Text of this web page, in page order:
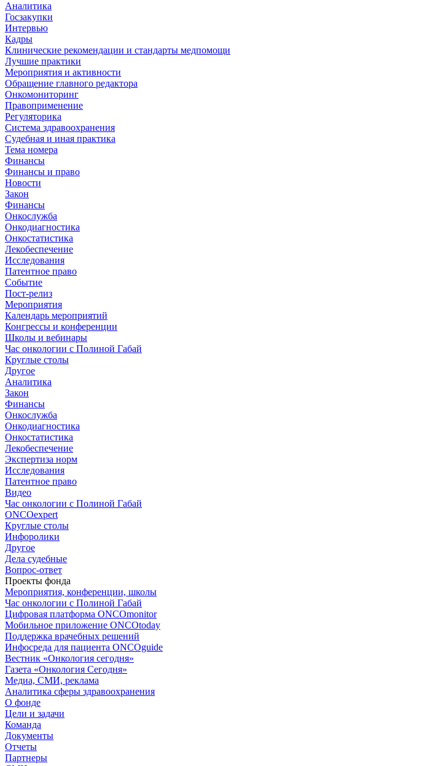
Аналитика
Госзакупки
Интервью
Кадры
Клинические рекомендации и стандарты медпомощи
Лучшие практики
Мероприятия и активности
Обращение главного редактора
Онкомониторинг
Правоприменение
Регуляторика
Система здравоохранения
Судебная и иная практика
Тема номера
Финансы
Финансы и право
Новости
Закон
Финансы
Онкослужба
Онкодиагностика
Онкостатистика
Лекобеспечение
Исследования
Патентное право
Событие
Пост-релиз
Мероприятия
Календарь мероприятий
Конгрессы и конференции
Школы и вебинары
Час онкологии с Полиной Габай
Круглые столы
Другое
Аналитика
Закон
Финансы
Онкослужба
Онкодиагностика
Онкостатистика
Лекобеспечение
Экспертиза норм
Исследования
Патентное право
Видео
Час онкологии с Полиной Габай
ONCOexpert
Круглые столы
Инфоролики
Другое
Дела судебные
Вопрос-ответ
Проекты фонда
Мероприятия, конференции, школы
Час онкологии с Полиной Габай
Цифровая платформа ONCOmonitor
Мобильное приложение ONCOtoday
Поддержка врачебных решений
Инфосреда для пациента ONCOguide
Вестник «Онкология сегодня»
Газета «Онкология Сегодня»
Медиа, СМИ, реклама
Аналитика сферы здравоохранения
О фонде
Цели и задачи
Команда
Документы
Отчеты
Партнеры